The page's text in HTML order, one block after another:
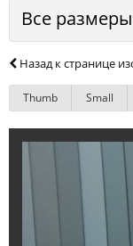
Все
Назад к странице
Thumb Small